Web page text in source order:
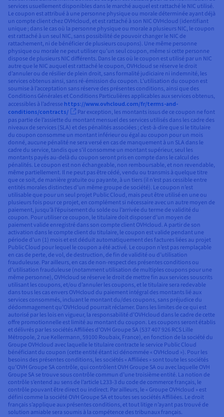
services usuellement disponibles dans le marché auquel est rattaché le NIC utilisé.
Le coupon est attribué à une personne physique ou morale déterminée ayant déjà
un compte client chez OVHcloud, et est rattaché à son NIC OVHcloud (identifiant
unique ; dans le cas où la personne physique ou morale a plusieurs NIC, le coupon
est rattaché à un seul NIC, sans possibilité de pouvoir changer le NIC de
rattachement, ni de bénéficier de plusieurs coupons). Une même personne
physique ou morale ne peut utiliser qu’un seul coupon, même si cette personne
dispose de plusieurs NIC différents. Dans le cas où le coupon est utilisé par un NIC
autre que le NIC auquel est rattaché le coupon, OVHcloud se réserve le droit
d’annuler ou de résilier de plein droit, sans formalité judiciaire ni indemnité, les
services obtenus ainsi, sans ré-émission du coupon. L’utilisation du coupon est
soumise à l’acceptation sans réserve des présentes conditions, ainsi que des
Conditions Générales et Conditions Particulières applicables aux services obtenus,
accessibles à l’adresse https://www.ovhcloud.com/fr/terms-and-
conditions/contracts/
Par exception, les montants issus de ce coupon ne font
pas partie de l’assiette du montant mensuel des services utilisés dans les cadre des
niveaux de services (SLA) et des pénalités associées ; c’est-à-dire que si le titulaire
du coupon consomme un montant inférieur ou égal au coupon pour un mois
donné, aucune pénalité ne sera versé en cas de manquement à un SLA dans le
cadre du service, tandis que s’il consomme un montant supérieur, seul les
montants payés au-delà du coupon seront pris en compte dans le calcul des
pénalités. Le coupon est non échangeable, non remboursable, et non revendable,
même partiellement. Il ne peut pas être cédé, vendu ou transmis à quelque titre
que ce soit, de manière gratuite ou payante, à un tiers (il n’est pas cessible entre
entités morales distinctes d’un même groupe de société). Le coupon n’est
utilisable que pour un seul projet Public Cloud, mais peut être utilisé en une ou
plusieurs fois pour ce projet, en complément si nécessaire avec un autre moyen de
paiement, jusqu’à l’épuisement du solde ou l’arrivée du terme de validité du
coupon. Pour utiliser ce coupon, le titulaire doit disposer d’un moyen de
paiement valide enregistré dans son compte client OVHcloud. A partir de son
activation dans le compte client du titulaire, le coupon est valide pendant une
période d’un (1) mois et est déduit automatiquement des factures liées au projet
Public Cloud pour lequel le coupon a été activé. Le coupon n’est pas remplaçable
en cas de perte, de vol, de destruction, de fin de validité ou d’utilisation
frauduleuse. Par ailleurs, en cas de non-respect des présentes conditions ou
d’utilisation frauduleuse (notamment utilisation de multiples coupons pour une
même personne), OVHcloud se réserve le droit de mettre fin aux services souscrits
utilisant les coupons, et/ou d’annuler les coupons, et le titulaire sera redevable
dans tous les cas envers OVHcloud du paiement intégral des montants lié aux
services consommés, incluant le montant du/des coupons, sans préjudice du
dédommagement qu’OVHcloud pourrait réclamer. Dans les limites de ce qui est
autorisé par les lois en vigueur, la responsabilité d’OVHcloud dans le cadre de cette
offre promotionnelle est limité au montant du coupon. Les coupons seront établis
et délivrés par les sociétés Affiliées d’OVH Groupe SA (537 407 926 RCS Lille
Métropole, 2 rue Kellermann, 59100 Roubaix, France), en fonction de la société du
Groupe OVHcloud avec laquelle le titulaire contracte le service Public Cloud
bénéficiant du coupon (cette entité étant ici dénommée « OVHcloud »). Pour les
besoins des présentes conditions, les sociétés « Affiliées » sont toute les sociétés
qu’OVH Groupe SA contrôle, qui contrôlent OVH Groupe SA ou avec laquelle OVH
Groupe SA se trouve sous contrôle commun d’une troisième entité. La notion de
contrôle s’entend au sens de l’article L233-3 du code de commerce français, le
contrôle pouvant être direct ou indirect. Par ailleurs, le « Groupe OVHcloud » est
défini comme la société OVH Groupe SA et toutes ses sociétés Affiliées. Le droit
français s’applique aux présentes conditions, et tout litige n’ayant pas trouvé de
solution amiable sera soumis à la compétence des tribunaux français.